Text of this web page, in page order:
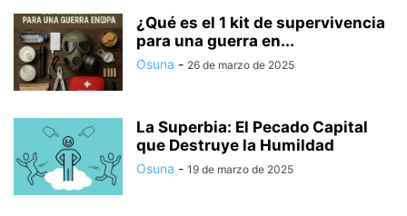
¿Qué es el 1 kit de supervivencia
para una guerra en...
Osuna - 26 de marzo de 2025
La Superbia: El Pecado Capital
que Destruye la Humildad
Osuna - 19 de marzo de 2025